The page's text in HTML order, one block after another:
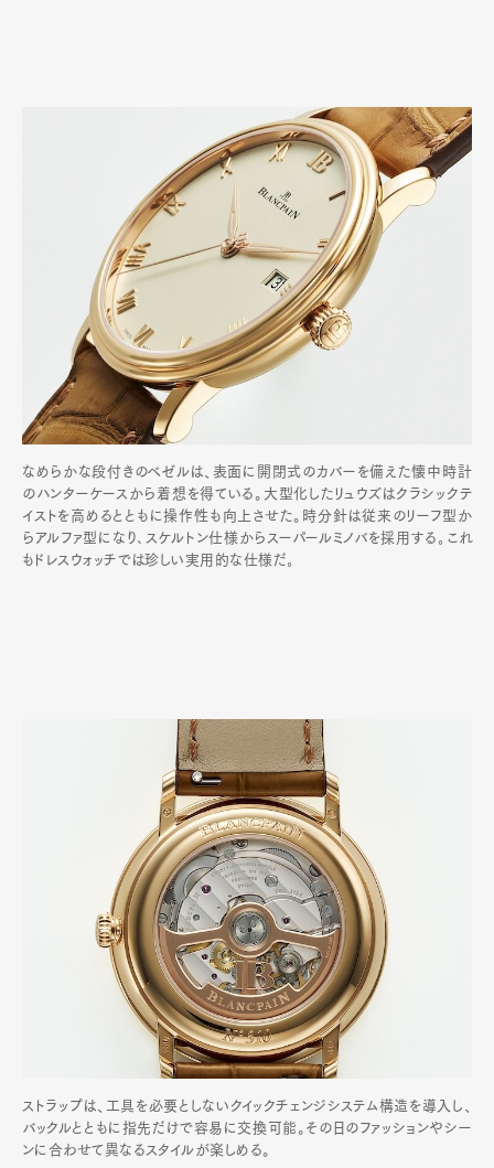
なめらかな段付きのベゼルは、表面に開閉式のカバーを備えた懐中時計
のハンターケースから着想を得ている。大型化したリュウズはクラシックテ
イストを高めるとともに操作性も向上させた。時分針は従来のリーフ型か
らアルファ型になり､スケルトン仕様からスーパールミノバを採用する｡これ
もドレスウォッチでは珍しい実用的な仕様だ｡
ストラップは、工具を必要としないクイックチェンジシステム構造を導入し、
バックルとともに指先だけで容易に交換可能。その日のファッションやシー
ンに合わせて異なるスタイルが楽しめる。